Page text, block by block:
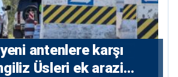
antenlere karşı
Üsleri ek arazi